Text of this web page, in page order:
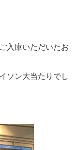
入庫いただいたお
ソン大当たりでし